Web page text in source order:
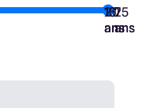
7
ans
10
ans
15
ans
20
ans
25
ans